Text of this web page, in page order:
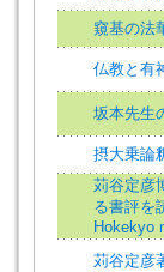
窺基の法
仏教と有
坂本先生
摂大乗論
苅谷定彦
る書評を
Hokekyo
苅谷定彦